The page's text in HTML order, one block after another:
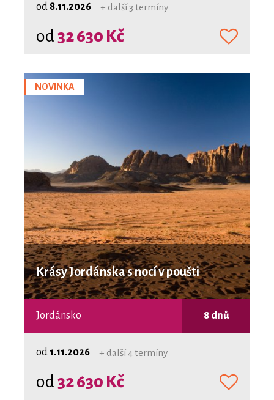
od 8.11.2026 + další 3 termíny
od32 630 Kč
NOVINKA
Krásy Jordánska s nocí v poušti
Jordánsko 8 dnů
od 1.11.2026 + další 4 termíny
od32 630 Kč